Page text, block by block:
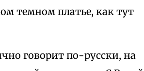
темном платье, как тут
говорит по-русски, на